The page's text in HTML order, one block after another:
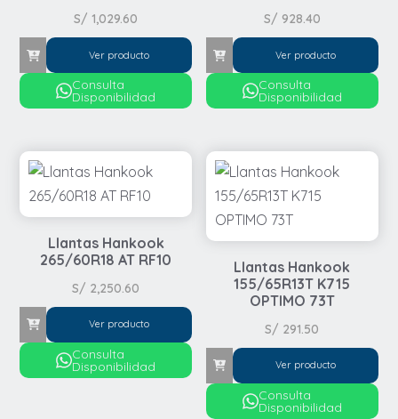
S/ 1,029.60
Ver producto
Consulta
Disponibilidad
S/ 928.40
Ver producto
Consulta
Disponibilidad
Llantas Hankook
265/60R18 AT RF10
S/ 2,250.60
Ver producto
Consulta
Disponibilidad
Llantas Hankook
155/65R13T K715
OPTIMO 73T
S/ 291.50
Ver producto
Consulta
Disponibilidad